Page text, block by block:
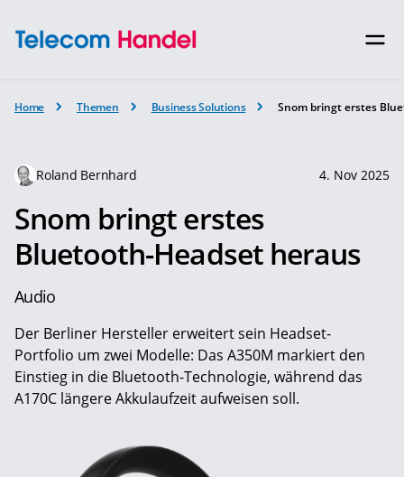
Home Themen Business Solutions Snom bringt erstes
Roland Bernhard 4. Nov 2025
Snom bringt erstes
Bluetooth-Headset heraus
Audio
Der Berliner Hersteller erweitert sein Headset-
Portfolio um zwei Modelle: Das A350M markiert den
Einstieg in die Bluetooth-Technologie, während das
A170C längere Akkulaufzeit aufweisen soll.